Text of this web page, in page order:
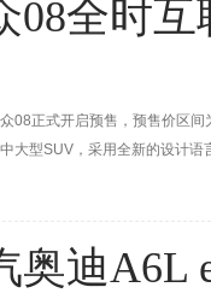
08全时
正式开启预售，预售价区间
大型SUV，采用全新的设计
奥迪A6L